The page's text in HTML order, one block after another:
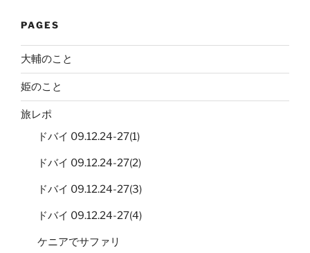
PAGES
大輔のこと
姫のこと
旅レポ
ドバイ 09.12.24-27(1)
ドバイ 09.12.24-27(2)
ドバイ 09.12.24-27(3)
ドバイ 09.12.24-27(4)
ケニアでサファリ